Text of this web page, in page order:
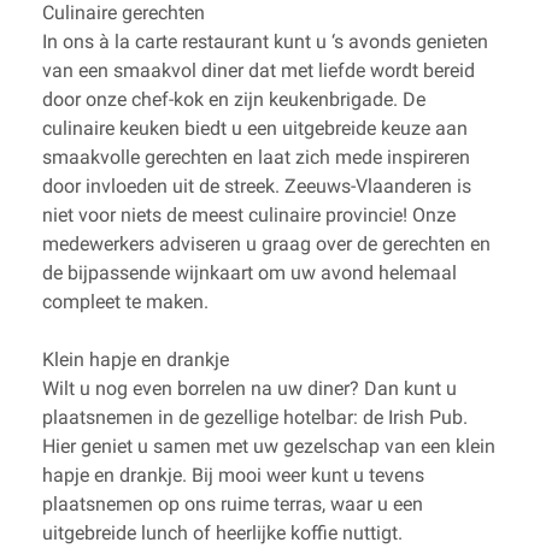
Culinaire gerechten
In ons à la carte restaurant kunt u ‘s avonds genieten
van een smaakvol diner dat met liefde wordt bereid
door onze chef-kok en zijn keukenbrigade. De
culinaire keuken biedt u een uitgebreide keuze aan
smaakvolle gerechten en laat zich mede inspireren
door invloeden uit de streek. Zeeuws-Vlaanderen is
niet voor niets de meest culinaire provincie! Onze
medewerkers adviseren u graag over de gerechten en
de bijpassende wijnkaart om uw avond helemaal
compleet te maken.
Klein hapje en drankje
Wilt u nog even borrelen na uw diner? Dan kunt u
plaatsnemen in de gezellige hotelbar: de Irish Pub.
Hier geniet u samen met uw gezelschap van een klein
hapje en drankje. Bij mooi weer kunt u tevens
plaatsnemen op ons ruime terras, waar u een
uitgebreide lunch of heerlijke koffie nuttigt.